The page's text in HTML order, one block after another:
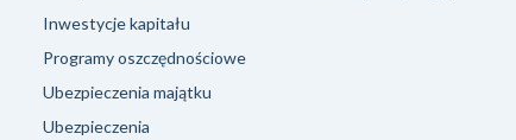
Inwestycje kapitału
Programy oszczędnościowe
Ubezpieczenia majątku
Ubezpieczenia